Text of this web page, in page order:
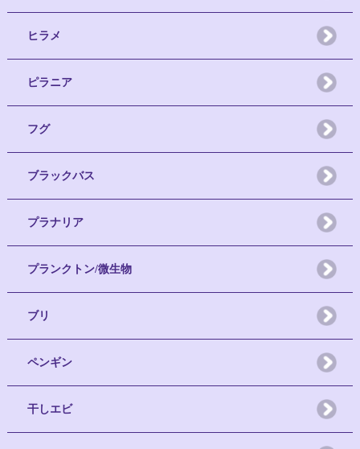
ヒラメ
ピラニア
フグ
ブラックバス
プラナリア
プランクトン/微生物
ブリ
ペンギン
干しエビ